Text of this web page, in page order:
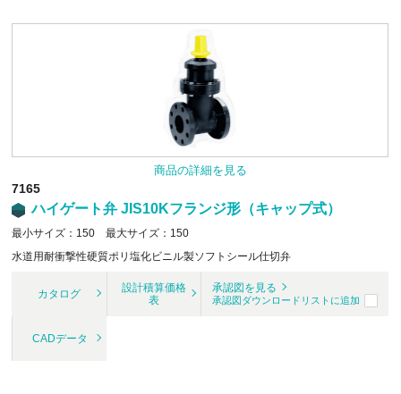
商品の詳細を見る
7165
ハイゲート弁 JIS10Kフランジ形（キャップ式）
最小サイズ：150 最大サイズ：150
水道用耐衝撃性硬質ポリ塩化ビニル製ソフトシール仕切弁
カタログ
設計積算価格
表
承認図を見る
承認図ダウンロードリストに追加
CADデータ